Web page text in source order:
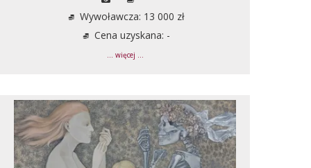
Wywoławcza: 13 000 zł
Cena uzyskana: -
... więcej ...